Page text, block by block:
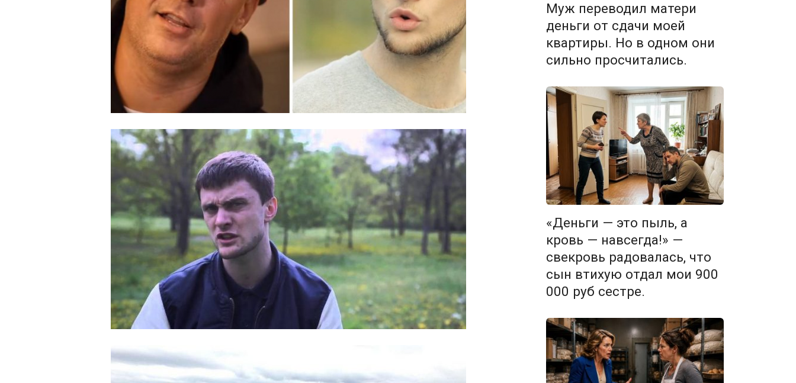
Муж переводил матери
деньги от сдачи моей
квартиры. Но в одном они
сильно просчитались.
«Деньги — это пыль, а
кровь — навсегда!» —
свекровь радовалась, что
сын втихую отдал мои 900
000 руб сестре.